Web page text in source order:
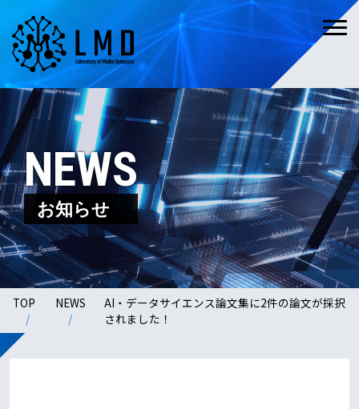
NEWS
お知らせ
TOP NEWS
AI・データサイエンス論文集に2件の論文が採択
されました！